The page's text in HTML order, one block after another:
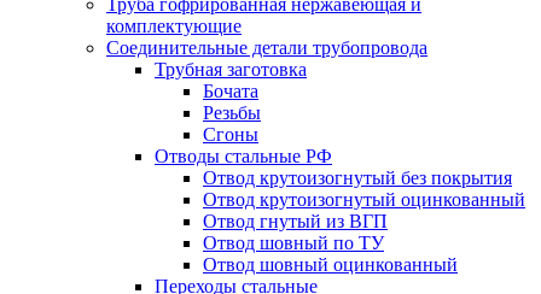
Труба гофрированная нержавеющая и
комплектующие
Соединительные детали трубопровода
Трубная заготовка
Бочата
Резьбы
Сгоны
Отводы стальные РФ
Отвод крутоизогнутый без покрытия
Отвод крутоизогнутый оцинкованный
Отвод гнутый из ВГП
Отвод шовный по ТУ
Отвод шовный оцинкованный
Переходы стальные